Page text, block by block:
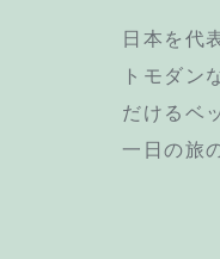
日本を代
トモダン
だけるベ
一日の旅